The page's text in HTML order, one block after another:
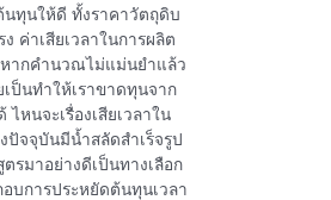
ทุนให้ดี ทั้งราคาวัตถุดิบ
ค่าเสียเวลาในการผลิต
หากคำนวณไม่แม่นยำแล้ว
เป็นทำให้เราขาดทุนจาก
ไหนจะเรื่องเสียเวลาใน
ปัจจุบันมีน้ำสลัดสำเร็จรูป
รมาอย่างดีเป็นทางเลือก
อบการประหยัดต้นทุนเวลา